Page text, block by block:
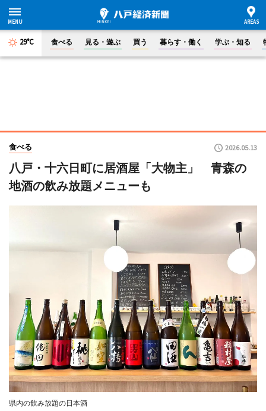
29°C 食べる 見る・遊ぶ 買う 暮らす・働く 学ぶ・知る
食べる 2026.05.13
八戸・十六日町に居酒屋「大物主」 青森の
地酒の飲み放題メニューも
県内の飲み放題の日本酒